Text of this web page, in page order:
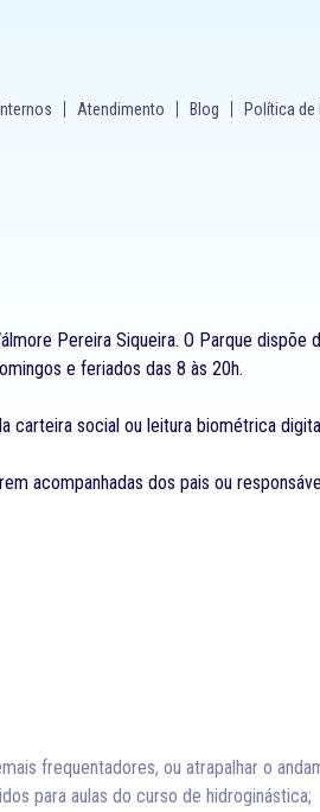
Atendimento Blog Política de
Pereira Siqueira. O Parque dispõe
e feriados das 8 às 20h.
carteira social ou leitura biométrica
acompanhadas dos pais ou
frequentadores, ou atrapalhar o
para aulas do curso de hidroginástica;